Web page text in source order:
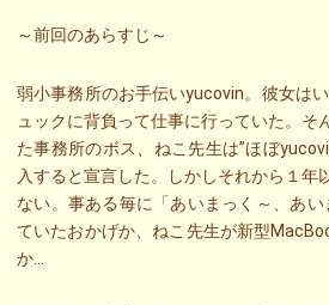
～前回のあらすじ～
弱小事務所のお手伝いyucovin。彼女は
ュックに背負って仕事に行っていた。そ
た事務所のボス、ねこ先生は”ほぼ
入すると宣言した。しかしそれから１年
ない。事ある毎に「あいまっく～、あ
ていたおかげか、ねこ先生が新型
か…